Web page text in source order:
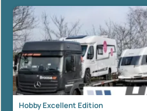
Hobby Excellent Edition